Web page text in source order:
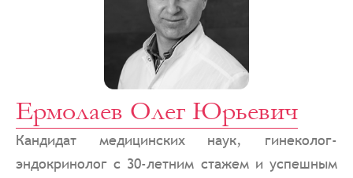
Ермолаев Олег Юрьевич
Кандидат медицинских наук, гинеколог-
эндокринолог с 30-летним стажем и успешным